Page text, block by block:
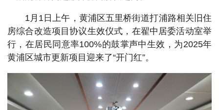
1月1日上午，黄浦区五里桥街道打浦路相关旧住
房综合改造项目协议生效仪式，在翟中居委活动室举
行，在居民同意率100%的鼓掌声中生效，为2025年
黄浦区城市更新项目迎来了“开门红”。